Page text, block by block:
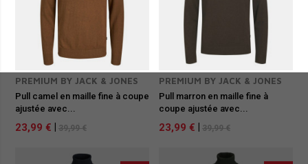
PREMIUM BY JACK & JONES
Pull camel en maille fine à coupe
ajustée avec...
23,99 € 39,99 €
PREMIUM BY JACK & JONES
Pull marron en maille fine à
coupe ajustée avec...
23,99 € 39,99 €